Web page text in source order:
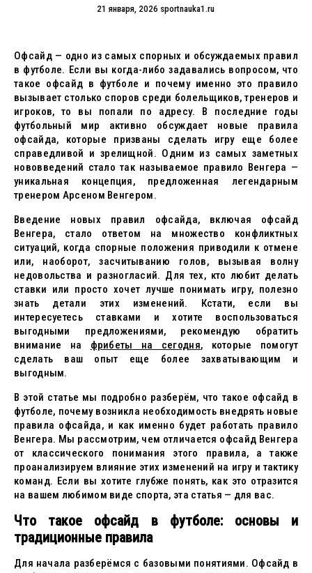
21 января, 2026 sportnauka1.ru
Офсайд — одно из самых спорных и обсуждаемых правил
в футболе. Если вы когда-либо задавались вопросом, что
такое офсайд в футболе и почему именно это правило
вызывает столько споров среди болельщиков, тренеров и
игроков, то вы попали по адресу. В последние годы
футбольный мир активно обсуждает новые правила
офсайда, которые призваны сделать игру еще более
справедливой и зрелищной. Одним из самых заметных
нововведений стало так называемое правило Венгера —
уникальная концепция, предложенная легендарным
тренером Арсеном Венгером.
Введение новых правил офсайда, включая офсайд
Венгера, стало ответом на множество конфликтных
ситуаций, когда спорные положения приводили к отмене
или, наоборот, засчитыванию голов, вызывая волну
недовольства и разногласий. Для тех, кто любит делать
ставки или просто хочет лучше понимать игру, полезно
знать детали этих изменений. Кстати, если вы
интересуетесь ставками и хотите воспользоваться
выгодными предложениями, рекомендую обратить
внимание на фрибеты на сегодня, которые помогут
сделать ваш опыт еще более захватывающим и
выгодным.
В этой статье мы подробно разберём, что такое офсайд в
футболе, почему возникла необходимость внедрять новые
правила офсайда, и как именно будет работать правило
Венгера. Мы рассмотрим, чем отличается офсайд Венгера
от классического понимания этого правила, а также
проанализируем влияние этих изменений на игру и тактику
команд. Если вы хотите глубже понять, как это отразится
на вашем любимом виде спорта, эта статья — для вас.
Что такое офсайд в футболе: основы и
традиционные правила
Для начала разберёмся с базовыми понятиями. Офсайд в